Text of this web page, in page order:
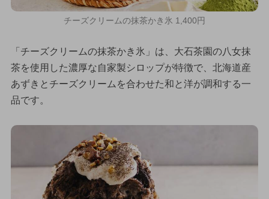
チーズクリームの抹茶かき氷 1,400円
「チーズクリームの抹茶かき氷」は、大石茶園の八女抹
茶を使用した濃厚な自家製シロップが特徴で、北海道産
あずきとチーズクリームを合わせた和と洋が調和する一
品です。